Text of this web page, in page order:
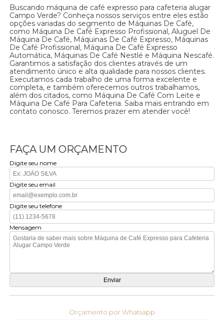
Buscando máquina de café expresso para cafeteria alugar
Campo Verde? Conheça nossos serviços entre eles estão
opções variadas do segmento de Máquinas De Café,
como Máquina De Café Expresso Profissional, Aluguel De
Máquina De Café, Máquinas De Café Expresso, Máquinas
De Café Profissional, Máquina De Café Expresso
Automática, Máquinas De Café Nestlé e Máquina Nescafé.
Garantimos a satisfação dos clientes através de um
atendimento único e alta qualidade para nossos clientes.
Executamos cada trabalho de uma forma excelente e
completa, e também oferecemos outros trabalhamos,
além dos citados, como Máquina De Café Com Leite e
Máquina De Café Para Cafeteria. Saiba mais entrando em
contato conosco. Teremos prazer em atender você!
FAÇA UM ORÇAMENTO
Digite seu nome
Digite seu email
Digite seu telefone
Mensagem
Orçamento por Whatsapp